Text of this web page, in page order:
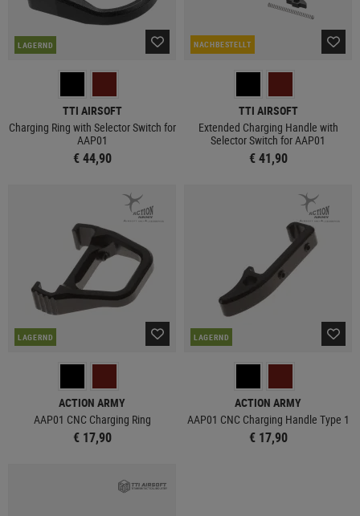
LAGERND
TTI AIRSOFT
Charging Ring with Selector Switch for
AAP01
€ 44,90
NACHBESTELLT
TTI AIRSOFT
Extended Charging Handle with
Selector Switch for AAP01
€ 41,90
LAGERND
ACTION ARMY
AAP01 CNC Charging Ring
€ 17,90
LAGERND
ACTION ARMY
AAP01 CNC Charging Handle Type 1
€ 17,90